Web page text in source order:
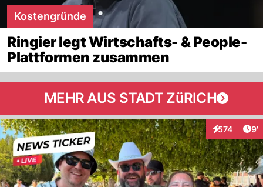
Kostengründe
Ringier legt Wirtschafts- & People-
Plattformen zusammen
MEHR AUS STADT ZüRICH
574
Interaktionen
9'